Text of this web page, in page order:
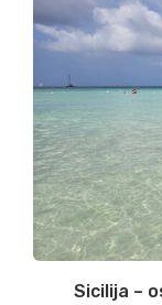
Sicilija –